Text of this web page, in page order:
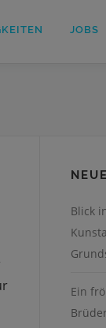
JOBS
Blick
Ein